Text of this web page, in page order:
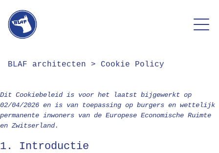
BLAF architecten > Cookie Policy
Dit Cookiebeleid is voor het laatst bijgewerkt op
02/04/2026 en is van toepassing op burgers en wettelijk
permanente inwoners van de Europese Economische Ruimte
en Zwitserland.
1. Introductie